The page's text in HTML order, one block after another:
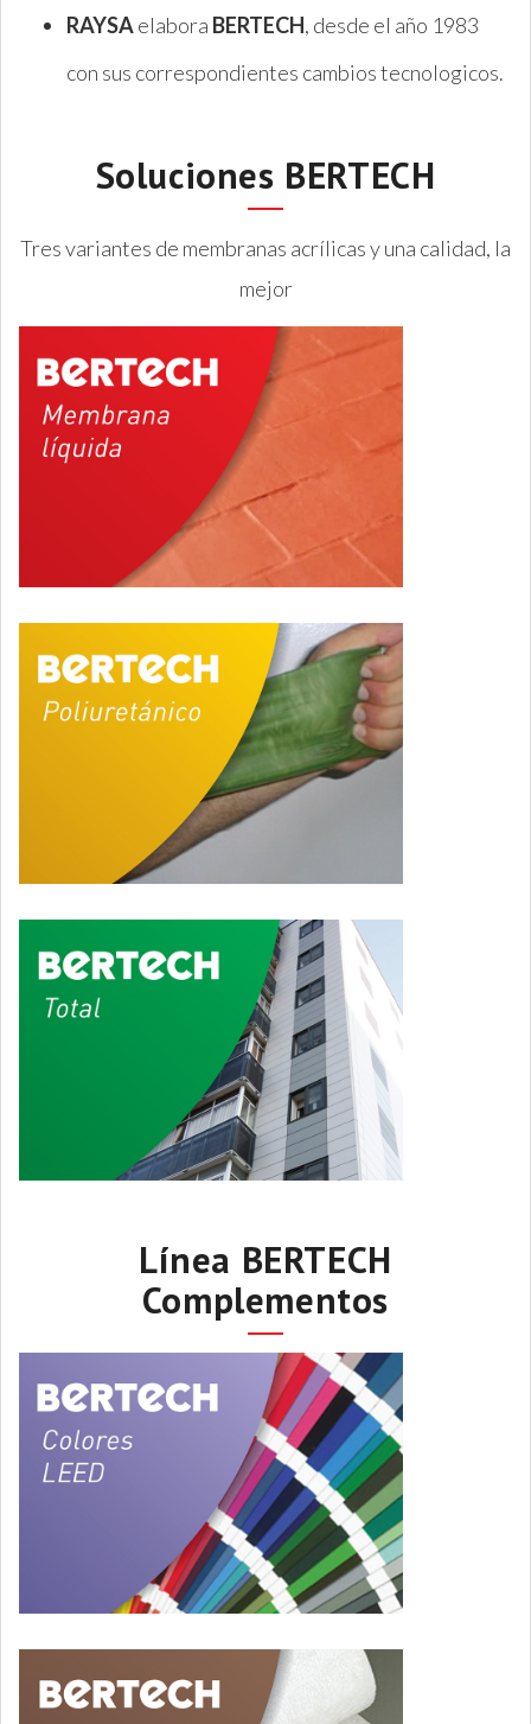
RAYSAelabora BERTECH, desde el año 1983
con sus correspondientes cambios tecnologicos.
Soluciones BERTECH
Tres variantes de membranas acrílicas y una calidad, la
mejor
Línea BERTECH
Complementos